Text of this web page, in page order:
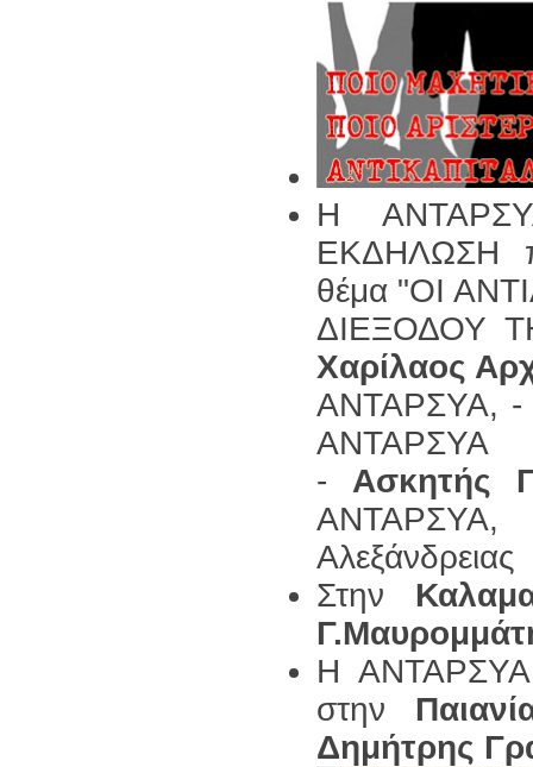
Η
ΕΚΔΗΛΩΣΗ
θέμα "ΟΙ
ΔΙΕΞΟΔΟΥ
Χαρίλαος
ΑΝΤΑΡΣΥΑ,
ΑΝΤΑΡΣΥΑ
- Ασκητής
Αλεξάνδρειας
Στην
Η ΑΝΤΑΡΣΥΑ
στην
Δημήτρης